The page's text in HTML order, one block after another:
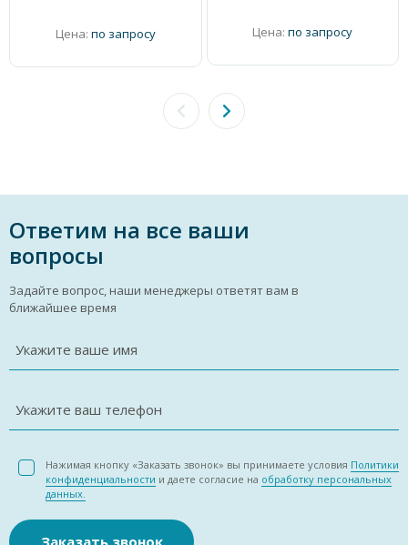
Цена: по запросу Цена: по запросу
Ответим на все ваши
вопросы
Задайте вопрос, наши менеджеры ответят вам в
ближайшее время
Укажите ваше имя
Укажите ваш телефон
Нажимая кнопку «Заказать звонок» вы принимаете условия Политики
конфиденциальности и даете согласие на обработку персональных
данных.